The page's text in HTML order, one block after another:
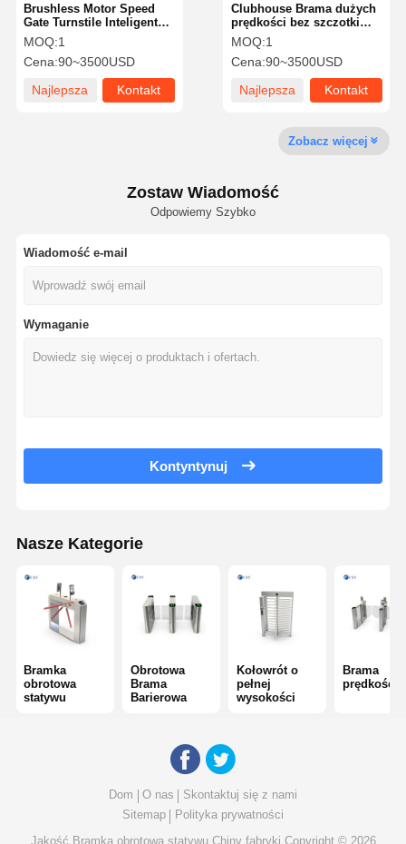
Kontrola
Skontaktuj
Nowości Sprawy
Bramka obrotowa statywu
Obrotowa Brama Barierowa
Kołowrót o pełnej wysokości
Szklany przesuwny zwrotnik
Części bramki skrętowej
Maszyna rozpoznawcza twarzy
Kontrola dostępu do bramy dla pieszych
Skaner kodu QR
Maszyna do parkowania
Sprzęt do sprzedaży biletów
Składniki zwrotników
Clubhouse Brama dużych
prędkości bez szczotki
Motor Swing Barrier
Turnstile 130
MOQ:1
Cena:90~3500USD
Najlepsza
Kontakt
Brushless Motor Speed
Gate Turnstile Inteligentny
proces chmurowy
odwiedzający AB Door
ast3
MOQ:1
Cena:90~3500USD
Najlepsza
Kontakt
Zobacz więcej
Zostaw Wiadomość
Odpowiemy Szybko
Wiadomość e-mail
Wymaganie
Kontyntynuj
Nasze Kategorie
Bramka
obrotowa
statywu
Obrotowa
Brama
Barierowa
Kołowrót o
pełnej
wysokości
Brama
prędkości
Dom O nas
Skontaktuj się z nami
Sitemap
Polityka prywatności
Jakość Bramka obrotowa statywuChiny fabryki.Copyright © 2026